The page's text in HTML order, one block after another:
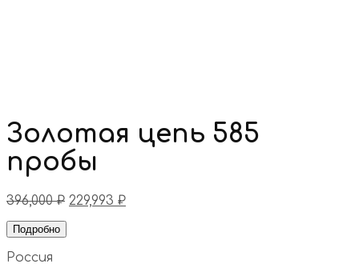
Золотая цепь 585
пробы
396,000₽ 229,993 ₽
Подробно
Россия